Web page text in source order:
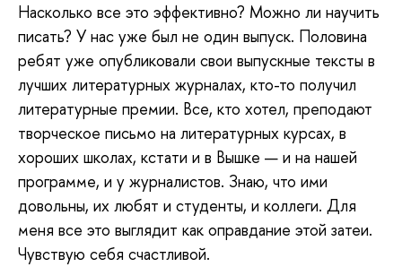
Насколько все это эффективно? Можно ли научить
писать? У нас уже был не один выпуск. Половина
ребят уже опубликовали свои выпускные тексты в
лучших литературных журналах, кто-то получил
литературные премии. Все, кто хотел, преподают
творческое письмо на литературных курсах, в
хороших школах, кстати и в Вышке — и на нашей
программе, и у журналистов. Знаю, что ими
довольны, их любят и студенты, и коллеги. Для
меня все это выглядит как оправдание этой затеи.
Чувствую себя счастливой.